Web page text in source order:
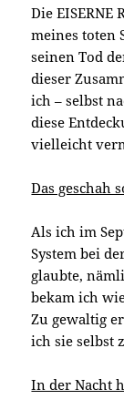
Die EISERNE
meines toten
seinen Tod
dieser
ich – selbst
diese
vielleicht
Das geschah
Als ich im
System bei
glaubte,
bekam ich
Zu gewaltig
ich sie selbst
In der Nacht